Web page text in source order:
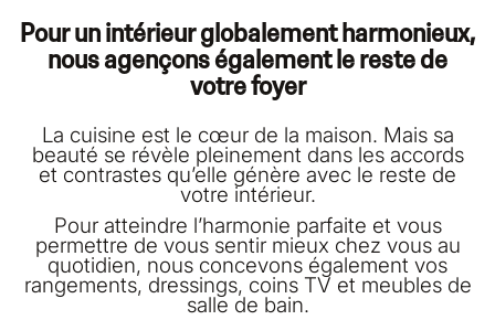
Pour un intérieur globalement harmonieux,
nous agençons également le reste de
votre foyer
La cuisine est le cœur de la maison. Mais sa
beauté se révèle pleinement dans les accords
et contrastes qu’elle génère avec le reste de
votre intérieur.
Pour atteindre l’harmonie parfaite et vous
permettre de vous sentir mieux chez vous au
quotidien, nous concevons également vos
rangements, dressings, coins TV et meubles de
salle de bain.